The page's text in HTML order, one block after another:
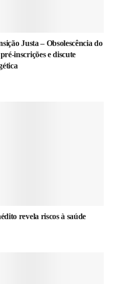
Justa – Obsolescência do
inscrições e discute
revela riscos à saúde